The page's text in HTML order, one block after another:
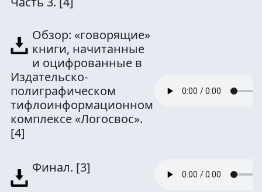
Обзор: «говорящие»
книги, начитанные
и оцифрованные в
Издательско-
полиграфическом
тифлоинформационном
комплексе «Логосвос».
[4]
Финал. [3]